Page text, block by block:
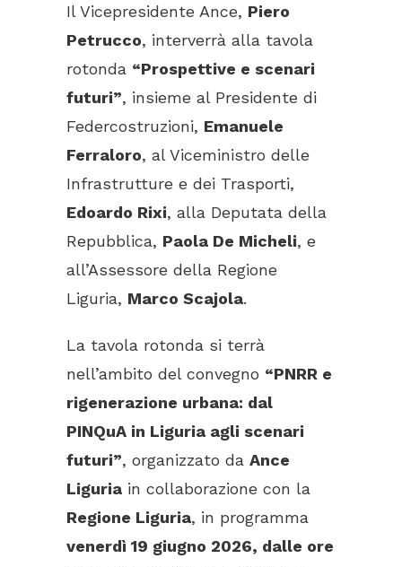
Il Vicepresidente Ance, Piero
Petrucco, interverrà alla tavola
rotonda “Prospettive e scenari
futuri”, insieme al Presidente di
Federcostruzioni, Emanuele
Ferraloro, al Viceministro delle
Infrastrutture e dei Trasporti,
Edoardo Rixi, alla Deputata della
Repubblica, Paola De Micheli, e
all’Assessore della Regione
Liguria, Marco Scajola.
La tavola rotonda si terrà
nell’ambito del convegno “PNRR e
rigenerazione urbana: dal
PINQuA in Liguria agli scenari
futuri”, organizzato da Ance
Liguria in collaborazione con la
Regione Liguria, in programma
venerdì 19 giugno 2026, dalle ore